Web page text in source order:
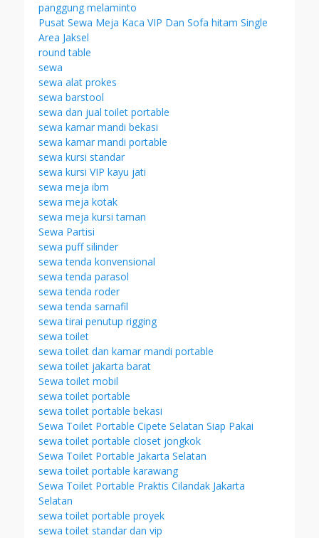
panggung melaminto
Pusat Sewa Meja Kaca VIP Dan Sofa hitam Single
Area Jaksel
round table
sewa
sewa alat prokes
sewa barstool
sewa dan jual toilet portable
sewa kamar mandi bekasi
sewa kamar mandi portable
sewa kursi standar
sewa kursi VIP kayu jati
sewa meja ibm
sewa meja kotak
sewa meja kursi taman
Sewa Partisi
sewa puff silinder
sewa tenda konvensional
sewa tenda parasol
sewa tenda roder
sewa tenda sarnafil
sewa tirai penutup rigging
sewa toilet
sewa toilet dan kamar mandi portable
sewa toilet jakarta barat
Sewa toilet mobil
sewa toilet portable
sewa toilet portable bekasi
Sewa Toilet Portable Cipete Selatan Siap Pakai
sewa toilet portable closet jongkok
Sewa Toilet Portable Jakarta Selatan
sewa toilet portable karawang
Sewa Toilet Portable Praktis Cilandak Jakarta
Selatan
sewa toilet portable proyek
sewa toilet standar dan vip